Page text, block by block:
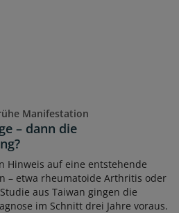
Manifestation
– dann die
Hinweis auf eine entstehende
– etwa rheumatoide Arthritis oder
aus Taiwan gingen die
im Schnitt drei Jahre voraus.